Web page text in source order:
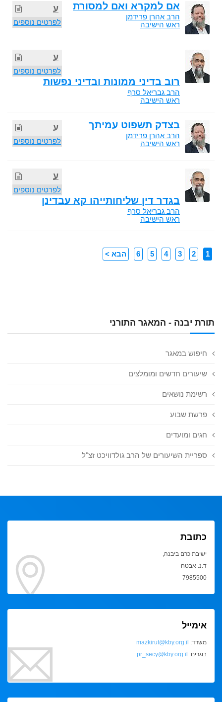
תורת יבנה - המאגר התורני
חיפוש במאגר
שיעורים חדשים ומומלצים
רשימת נושאים
פרשת שבוע
חגים ומועדים
ספריית השיעורים של הרב גולדוויכט זצ"ל
ע
לפרטים נוספים
אם למקרא ואם למסורת
הרב אהרן פרידמן
ראש הישיבה
ע
לפרטים נוספים
רוב בדיני ממונות ובדיני נפשות
הרב גבריאל סרף
ראש הישיבה
ע
לפרטים נוספים
בצדק תשפוט עמיתך
הרב אהרן פרידמן
ראש הישיבה
ע
לפרטים נוספים
בגדר דין שליחותייהו קא עבדינן
הרב גבריאל סרף
ראש הישיבה
1
2
3
4
5
6 הבא >
כתובת
ישיבת כרם ביבנה,
ד.נ. אבטח
7985500
אימייל
משרד: mazkirut@kby.org.il
בוגרים: pr_secy@kby.org.il